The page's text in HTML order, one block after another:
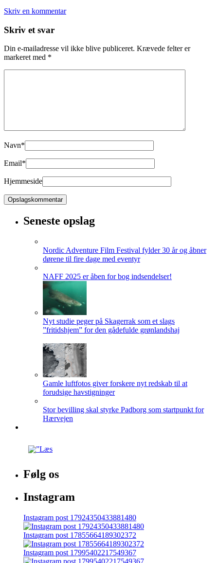
Skriv en kommentar
Skriv et svar
Din e-mailadresse vil ikke blive publiceret. Krævede felter er
markeret med *
Navn*
Email*
Hjemmeside
Seneste opslag
Nordic Adventure Film Festival fylder 30 år og åbner
dørene til fire dage med eventyr
NAFF 2025 er åben for bog indsendelser!
Nyt studie peger på Skagerrak som et slags
”fritidshjem” for den gådefulde grønlandshaj
Gamle luftfotos giver forskere nyt redskab til at
forudsige havstigninger
Stor bevilling skal styrke Padborg som startpunkt for
Hærvejen
Følg os
Instagram
Instagram post 17924350433881480
Instagram post 17855664189302372
Instagram post 17995402217549367